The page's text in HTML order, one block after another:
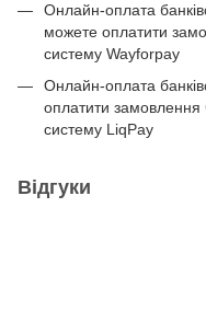
Онлайн-оплата
можете оплатити
систему Wayforpay
Онлайн-оплата
оплатити замовлення
систему LiqPay
Відгуки